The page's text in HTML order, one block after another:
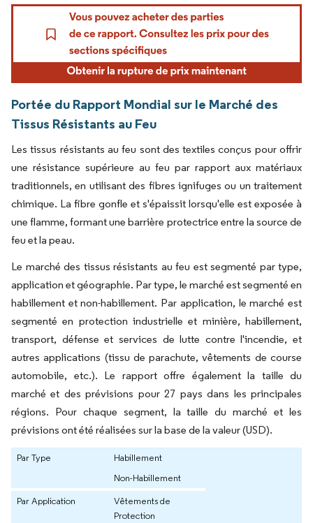
Portée du Rapport Mondial sur le Marché des
Tissus Résistants au Feu
Les tissus résistants au feu sont des textiles conçus pour offrir
une résistance supérieure au feu par rapport aux matériaux
traditionnels, en utilisant des fibres ignifuges ou un traitement
chimique. La fibre gonfle et s'épaissit lorsqu'elle est exposée à
une flamme, formant une barrière protectrice entre la source de
feu et la peau.
Le marché des tissus résistants au feu est segmenté par type,
application et géographie. Par type, le marché est segmenté en
habillement et non-habillement. Par application, le marché est
segmenté en protection industrielle et minière, habillement,
transport, défense et services de lutte contre l'incendie, et
autres applications (tissu de parachute, vêtements de course
automobile, etc.). Le rapport offre également la taille du
marché et des prévisions pour 27 pays dans les principales
régions. Pour chaque segment, la taille du marché et les
prévisions ont été réalisées sur la base de la valeur (USD).
Par Type
Habillement
Non-Habillement
Par Application
Vêtements de
Protection